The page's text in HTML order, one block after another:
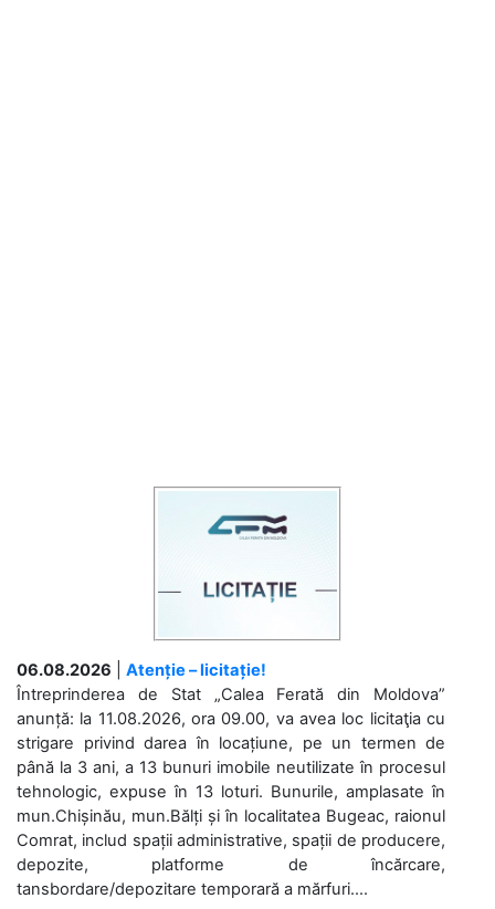
06.08.2026
Atenție – licitație!
Întreprinderea de Stat „Calea Ferată din Moldova”
anunță: la 11.08.2026, ora 09.00, va avea loc licitaţia cu
strigare privind darea în locațiune, pe un termen de
până la 3 ani, a 13 bunuri imobile neutilizate în procesul
tehnologic, expuse în 13 loturi. Bunurile, amplasate în
mun.Chișinău, mun.Bălți și în localitatea Bugeac, raionul
Comrat, includ spații administrative, spații de producere,
depozite, platforme de încărcare,
tansbordare/depozitare temporară a mărfuri....